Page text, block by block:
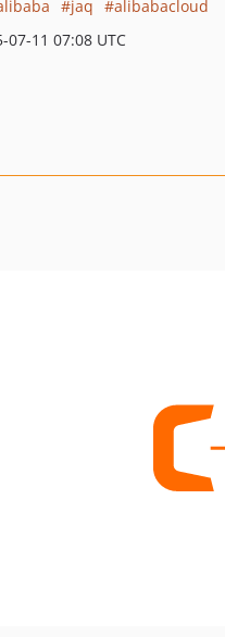
jaq
alibabacloud
11 07:08 UTC